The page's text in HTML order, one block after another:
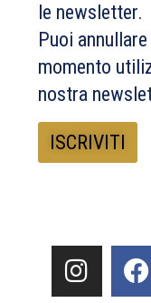
le newsletter.
Puoi
momento
nostra